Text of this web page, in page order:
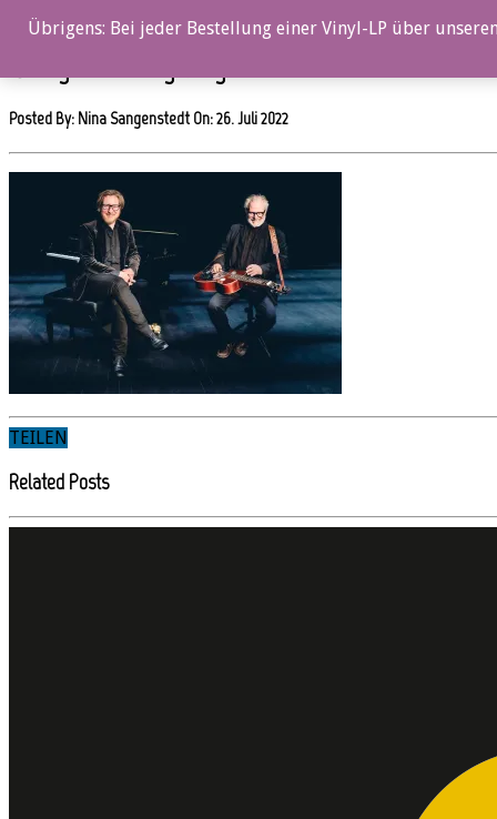
0%
Posted By: Nina Sangenstedt On:26. Juli 2022
TEILEN
Related Posts
Übrigens: Bei jeder Bestellung einer Vinyl-LP über